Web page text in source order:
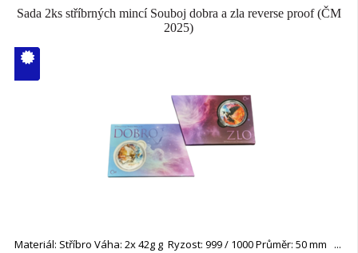
Sada 2ks stříbrných mincí Souboj dobra a zla reverse proof (ČM
2025)
V ČM zcela
Materiál: Stříbro Váha: 2x 42g g Ryzost: 999 / 1000 Průměr: 50 mm